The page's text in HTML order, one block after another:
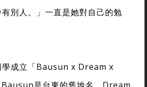
別人。」一直是她對自己的勉
學成立「Bausun x Dream x